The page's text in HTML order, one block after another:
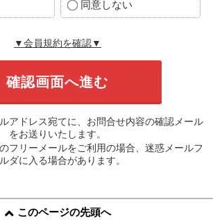
同意しない
▼会員規約を確認▼
アドレス宛てに、お問合せ内容の確認メール
をお送りいたします。
フリーメールをご利用の場合、迷惑メールフ
ダに入る場合があります。
このページの先頭へ